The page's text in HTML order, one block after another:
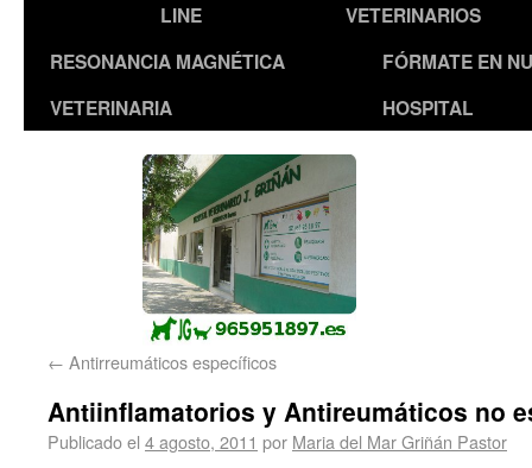
LINE
VETERINARIOS
RESONANCIA MAGNÉTICA
VETERINARIA
FÓRMATE EN
HOSPITAL
← Antirreumáticos específicos
Antiinflamatorios y Antireumáticos no
Publicado el 4 agosto, 2011 por Maria del Mar Griñán Pastor